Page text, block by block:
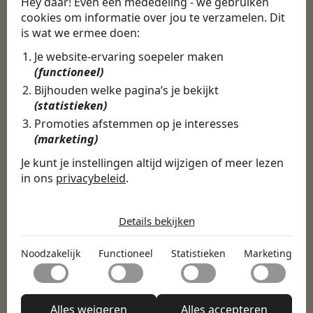
cookies om informatie over jou te verzamelen. Dit
is wat we ermee doen:
Je website-ervaring soepeler maken
(functioneel)
Bijhouden welke pagina’s je bekijkt
(statistieken)
Promoties afstemmen op je interesses
(marketing)
Je kunt je instellingen altijd wijzigen of meer lezen
in ons privacybeleid.
Noodzakelijk
Noodzakelijke cookies helpen een website bruikbaar te
maken door basisfuncties zoals paginanavigatie en
toegang tot beveiligde delen van de website mogelijk te
maken. Zonder deze cookies kan de website niet naar
Functioneel
onthouden welke de manier waarop de website zich
Statistieken
Details bekijken
Noodzakelijk Functioneel Statistieken Marketing
Alles weigeren Alles accepteren
nieuwe baan bij
CBEE
Door Swipe4Work heb ik op een hele
makkelijke, laagdrempelige manier eigenlijk
een hele leuke nieuwe baan gevonden. Met heel
veel nieuwe uitdagingen!
Martijn
Certinia Consultant